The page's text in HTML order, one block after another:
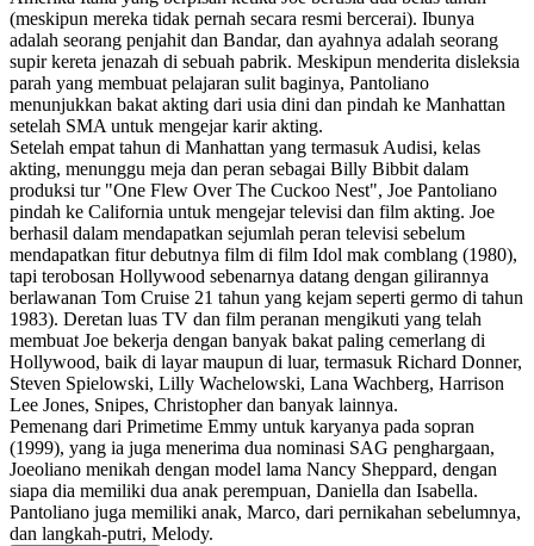
(meskipun mereka tidak pernah secara resmi bercerai). Ibunya
adalah seorang penjahit dan Bandar, dan ayahnya adalah seorang
supir kereta jenazah di sebuah pabrik. Meskipun menderita disleksia
parah yang membuat pelajaran sulit baginya, Pantoliano
menunjukkan bakat akting dari usia dini dan pindah ke Manhattan
setelah SMA untuk mengejar karir akting.
Setelah empat tahun di Manhattan yang termasuk Audisi, kelas
akting, menunggu meja dan peran sebagai Billy Bibbit dalam
produksi tur "One Flew Over The Cuckoo Nest", Joe Pantoliano
pindah ke California untuk mengejar televisi dan film akting. Joe
berhasil dalam mendapatkan sejumlah peran televisi sebelum
mendapatkan fitur debutnya film di film Idol mak comblang (1980),
tapi terobosan Hollywood sebenarnya datang dengan gilirannya
berlawanan Tom Cruise 21 tahun yang kejam seperti germo di tahun
1983). Deretan luas TV dan film peranan mengikuti yang telah
membuat Joe bekerja dengan banyak bakat paling cemerlang di
Hollywood, baik di layar maupun di luar, termasuk Richard Donner,
Steven Spielowski, Lilly Wachelowski, Lana Wachberg, Harrison
Lee Jones, Snipes, Christopher dan banyak lainnya.
Pemenang dari Primetime Emmy untuk karyanya pada sopran
(1999), yang ia juga menerima dua nominasi SAG penghargaan,
Joeoliano menikah dengan model lama Nancy Sheppard, dengan
siapa dia memiliki dua anak perempuan, Daniella dan Isabella.
Pantoliano juga memiliki anak, Marco, dari pernikahan sebelumnya,
dan langkah-putri, Melody.